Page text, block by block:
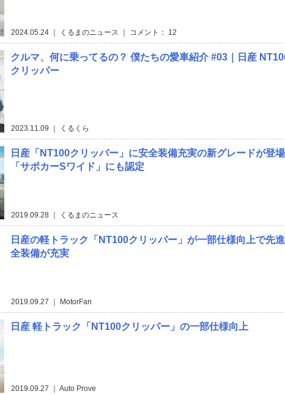
2024.05.24 ｜ くるまのニュース ｜ コメント： 12
クルマ、何に乗ってるの？ 僕たちの愛車紹介 #03｜日産
クリッパー
2023.11.09 ｜ くるくら
日産「NT100クリッパー」に安全装備充実の新グレードが登場
「サポカーSワイド」にも認定
2019.09.28 ｜ くるまのニュース
日産の軽トラック「NT100クリッパー」が一部仕様向上で先
全装備が充実
2019.09.27 ｜ MotorFan
日産 軽トラック「NT100クリッパー」の一部仕様向上
2019.09.27 ｜ Auto Prove